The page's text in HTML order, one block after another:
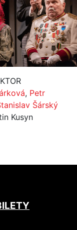
, Petr
Šárský
Kusyn